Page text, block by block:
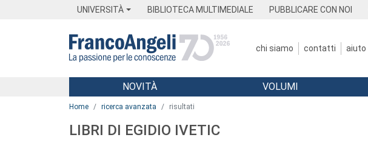
UNIVERSITÀ BIBLIOTECA MULTIMEDIALE PUBBLICARE CON NOI
chi siamo contatti aiuto
Menu
NOVITÀ VOLUMI
Home ricerca avanzata risultati
LIBRI DI EGIDIO IVETIC